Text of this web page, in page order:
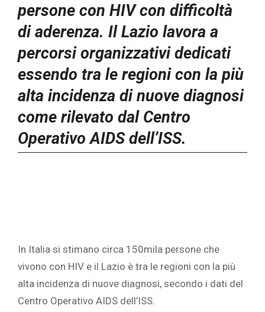
persone con HIV con difficoltà
di aderenza. Il Lazio lavora a
percorsi organizzativi dedicati
essendo tra le regioni con la più
alta incidenza di nuove diagnosi
come rilevato dal Centro
Operativo AIDS dell’ISS.
In Italia si stimano circa 150mila persone che
vivono con HIV e il Lazio è tra le regioni con la più
alta incidenza di nuove diagnosi, secondo i dati del
Centro Operativo AIDS dell’ISS.